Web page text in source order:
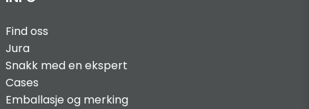
Find oss
Jura
Snakk med en ekspert
Cases
Emballasje og merking